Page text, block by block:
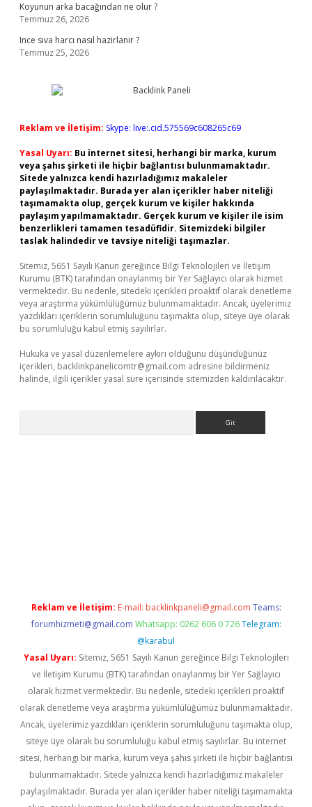
Koyunun arka bacağından ne olur ?
Temmuz 26, 2026
Ince sıva harcı nasıl hazirlanir ?
Temmuz 25, 2026
Reklam ve İletişim: Skype: live:.cid.575569c608265c69
Yasal Uyarı: Bu internet sitesi, herhangi bir marka, kurum
veya şahıs şirketi ile hiçbir bağlantısı bulunmamaktadır.
Sitede yalnızca kendi hazırladığımız makaleler
paylaşılmaktadır. Burada yer alan içerikler haber niteliği
taşımamakta olup, gerçek kurum ve kişiler hakkında
paylaşım yapılmamaktadır. Gerçek kurum ve kişiler ile isim
benzerlikleri tamamen tesadüfidir. Sitemizdeki bilgiler
taslak halindedir ve tavsiye niteliği taşımazlar.
Sitemiz, 5651 Sayılı Kanun gereğince Bilgi Teknolojileri ve İletişim
Kurumu (BTK) tarafından onaylanmış bir Yer Sağlayıcı olarak hizmet
vermektedir. Bu nedenle, sitedeki içerikleri proaktif olarak denetleme
veya araştırma yükümlülüğümüz bulunmamaktadır. Ancak, üyelerimiz
yazdıkları içeriklerin sorumluluğunu taşımakta olup, siteye üye olarak
bu sorumluluğu kabul etmiş sayılırlar.
Hukuka ve yasal düzenlemelere aykırı olduğunu düşündüğünüz
içerikleri, backlinkpanelicomtr@gmail.com adresine bildirmeniz
halinde, ilgili içerikler yasal süre içerisinde sitemizden kaldırılacaktır.
Reklam ve İletişim: E-mail: backlinkpaneli@gmail.com Teams:
forumhizmeti@gmail.com Whatsapp: 0262 606 0 726 Telegram:
@karabul
Yasal Uyarı: Sitemiz, 5651 Sayılı Kanun gereğince Bilgi Teknolojileri
ve İletişim Kurumu (BTK) tarafından onaylanmış bir Yer Sağlayıcı
olarak hizmet vermektedir. Bu nedenle, sitedeki içerikleri proaktif
olarak denetleme veya araştırma yükümlülüğümüz bulunmamaktadır.
Ancak, üyelerimiz yazdıkları içeriklerin sorumluluğunu taşımakta olup,
siteye üye olarak bu sorumluluğu kabul etmiş sayılırlar. Bu internet
sitesi, herhangi bir marka, kurum veya şahıs şirketi ile hiçbir bağlantısı
bulunmamaktadır. Sitede yalnızca kendi hazırladığımız makaleler
paylaşılmaktadır. Burada yer alan içerikler haber niteliği taşımamakta